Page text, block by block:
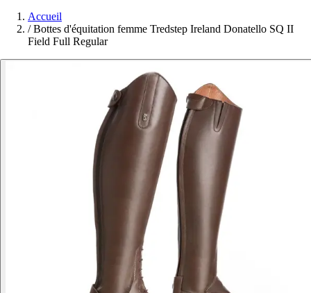
Accueil
/ Bottes d'équitation femme Tredstep Ireland Donatello SQ II
Field Full Regular